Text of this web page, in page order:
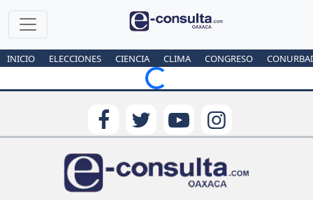
INICIO ELECCIONES CIENCIA CLIMA CONGRESO
Loading...